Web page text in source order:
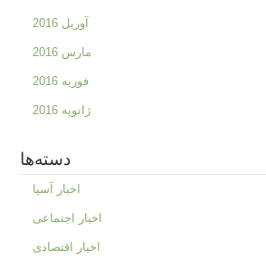
آوریل 2016
مارس 2016
فوریه 2016
ژانویه 2016
دسته‌ها
اخبار آسیا
اخبار اجتماعی
اخبار اقتصادی